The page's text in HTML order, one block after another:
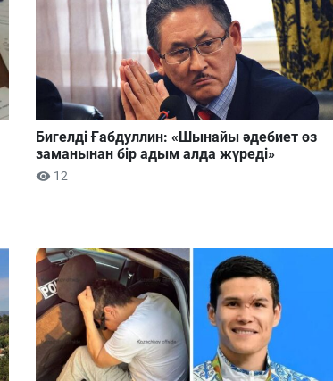
Бигелді Ғабдуллин: «Шынайы әдебиет өз
заманынан бір адым алда жүреді»
12